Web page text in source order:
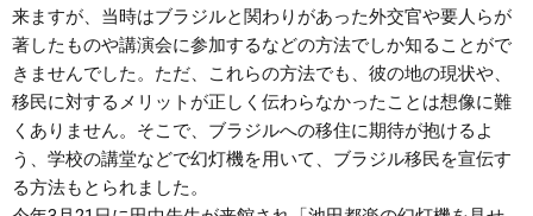
来ますが、当時はブラジルと関わりがあった外交官や要人らが
著したものや講演会に参加するなどの方法でしか知ることがで
きませんでした。ただ、これらの方法でも、彼の地の現状や、
移民に対するメリットが正しく伝わらなかったことは想像に難
くありません。そこで、ブラジルへの移住に期待が抱けるよ
う、学校の講堂などで幻灯機を用いて、ブラジル移民を宣伝す
る方法もとられました。